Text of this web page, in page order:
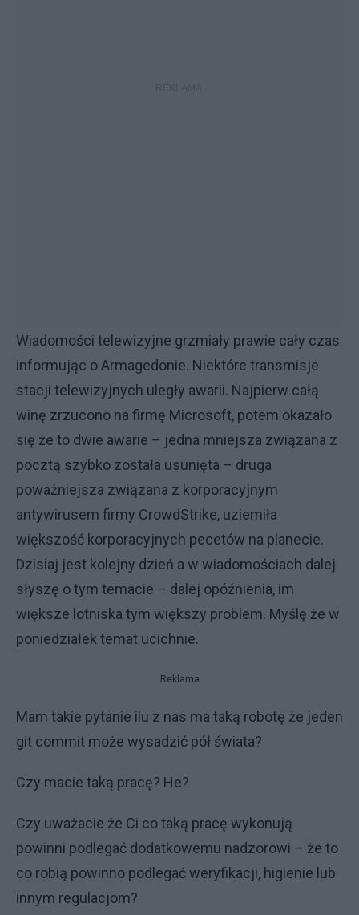
Wiadomości telewizyjne grzmiały prawie cały czas
informując o Armagedonie. Niektóre transmisje
stacji telewizyjnych uległy awarii. Najpierw całą
winę zrzucono na firmę Microsoft, potem okazało
się że to dwie awarie – jedna mniejsza związana z
pocztą szybko została usunięta – druga
poważniejsza związana z korporacyjnym
antywirusem firmy CrowdStrike, uziemiła
większość korporacyjnych pecetów na planecie.
Dzisiaj jest kolejny dzień a w wiadomościach dalej
słyszę o tym temacie – dalej opóźnienia, im
większe lotniska tym większy problem. Myślę że w
poniedziałek temat ucichnie.
Reklama
Mam takie pytanie ilu z nas ma taką robotę że jeden
git commit może wysadzić pół świata?
Czy macie taką pracę? He?
Czy uważacie że Ci co taką pracę wykonują
powinni podlegać dodatkowemu nadzorowi – że to
co robią powinno podlegać weryfikacji, higienie lub
innym regulacjom?